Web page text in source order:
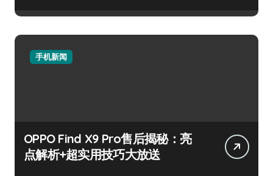
手机新闻
OPPO Find X9 Pro售后揭秘：亮
点解析+超实用技巧大放送